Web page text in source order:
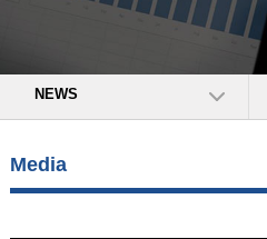
NEWS
Media